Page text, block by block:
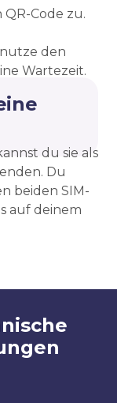
Code zu.
den
Wartezeit.
du sie als
Du
beiden SIM-
auf deinem